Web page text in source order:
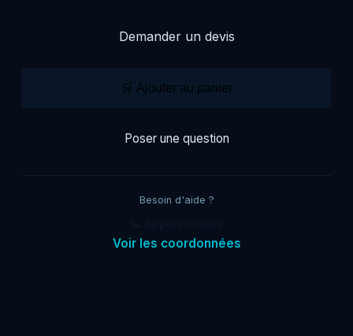
Demander un devis
🛒 Ajouter au panier
Poser une question
Besoin d'aide ?
Voir les coordonnées